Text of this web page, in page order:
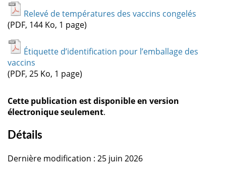
Relevé de températures des vaccins congelés
(PDF, 144 Ko, 1 page)
Étiquette d’identification pour l’emballage des
vaccins
(PDF, 25 Ko, 1 page)
Cette publication est disponible en version
électronique seulement.
Détails
Dernière modification : 25 juin 2026